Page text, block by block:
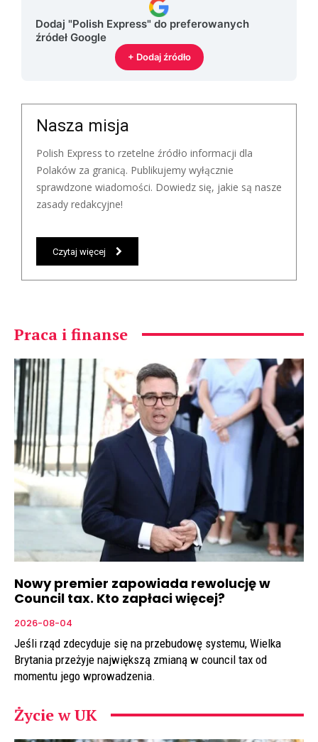
Dodaj "Polish Express" do preferowanych
źródeł Google
+ Dodaj źródło
Nasza misja
Polish Express to rzetelne źródło informacji dla
Polaków za granicą. Publikujemy wyłącznie
sprawdzone wiadomości. Dowiedz się, jakie są nasze
zasady redakcyjne!
Czytaj więcej
Praca i finanse
Nowy premier zapowiada rewolucję w
Council tax. Kto zapłaci więcej?
2026-08-04
Jeśli rząd zdecyduje się na przebudowę systemu, Wielka
Brytania przeżyje największą zmianą w council tax od
momentu jego wprowadzenia.
Życie w UK